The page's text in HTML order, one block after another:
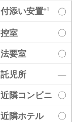
付添い安置※1
〇
控室
〇
法要室
〇
託児所
―
近隣コンビニ 〇
近隣ホテル
〇